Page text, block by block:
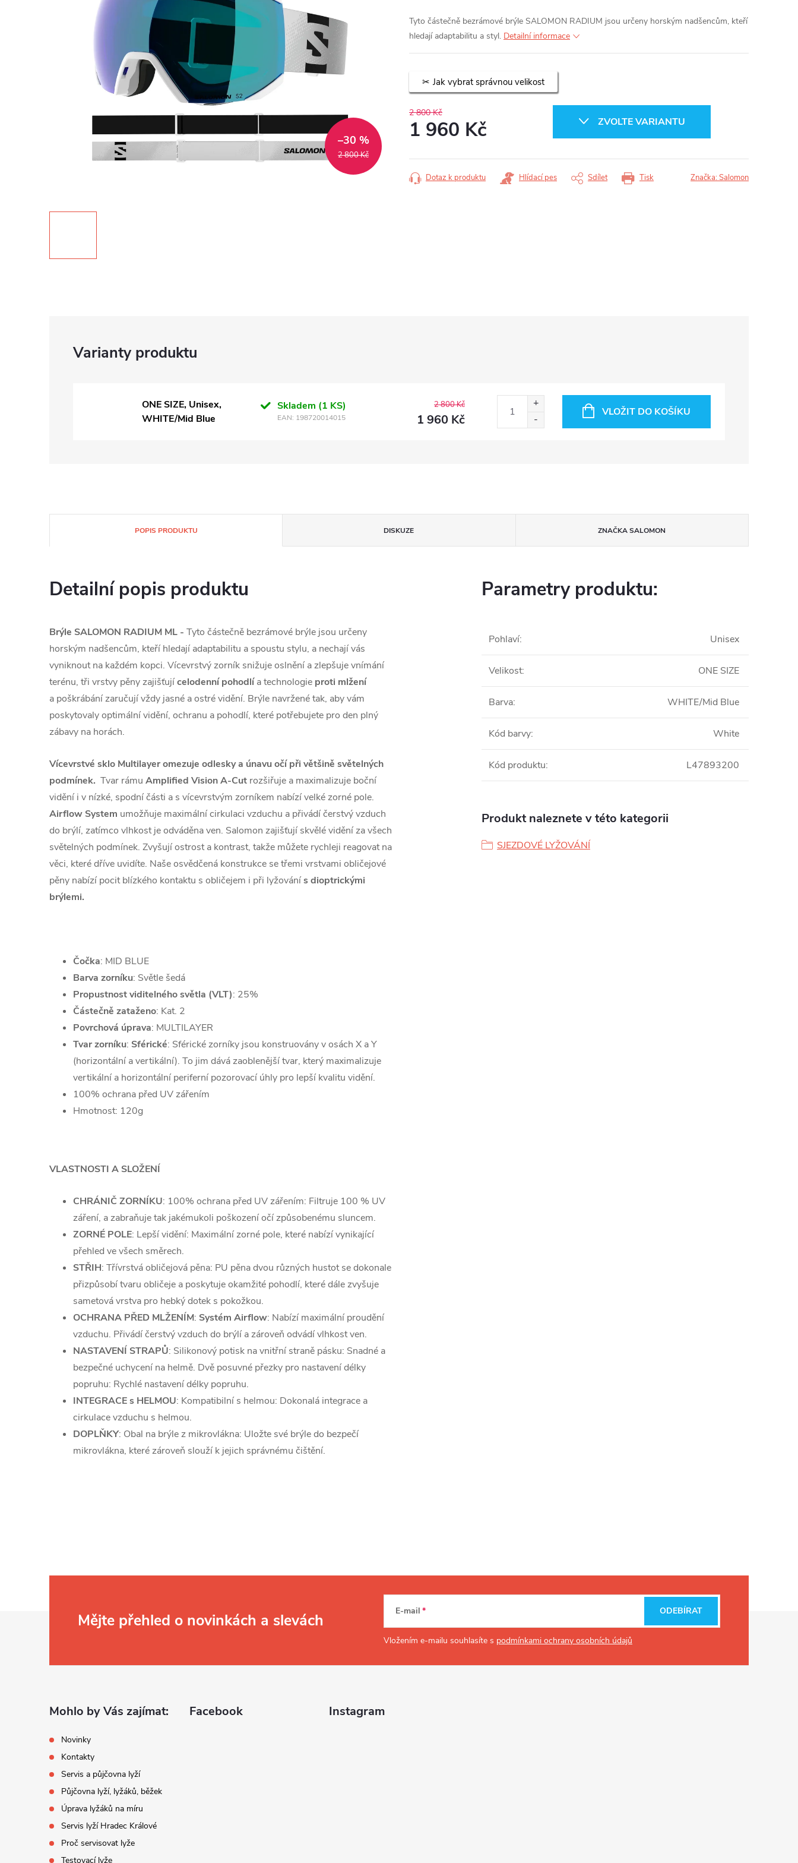
2 800 Kč
–30 %
Tyto částečně bezrámové brýle SALOMON RADIUM jsou určeny horským nadšencům, kteří
hledají adaptabilitu a styl. Detailní informace
Jak vybrat správnou velikost
2 800 Kč
1 960 Kč
cena:
ZVOLTE VARIANTU
Tisk
Dotaz k produktu Hlídací pes Sdílet Značka:Salomon
ONE SIZE, Unisex,
WHITE/Mid Blue
Skladem (1 KS)
EAN: 198720014015
2 800 Kč
1 960 Kč VLOŽIT DO KOŠÍKU
POPIS PRODUKTU DISKUZE ZNAČKASALOMON
Detailní popis produktu
Brýle SALOMON RADIUM ML - Tyto částečně bezrámové brýle jsou určeny
horským nadšencům, kteří hledají adaptabilitu a spoustu stylu, a nechají vás
vyniknout na každém kopci. Vícevrstvý zorník snižuje oslnění a zlepšuje vnímání
terénu, tři vrstvy pěny zajišťujícelodenní pohodlía technologie proti mlžení
a poškrábání zaručují vždy jasné a ostré vidění. Brýle navržené tak, aby vám
poskytovaly optimální vidění, ochranu a pohodlí, které potřebujete pro den plný
zábavy na horách.
Vícevrstvé sklo Multilayer omezuje odlesky a únavu očí při většině světelných
podmínek. Tvar rámu Amplified Vision A-Cut rozšiřuje a maximalizuje boční
vidění i v nízké, spodní části a s vícevrstvým zorníkem nabízí velké zorné pole.
Airflow System umožňuje maximální cirkulaci vzduchu a přivádí čerstvý vzduch
do brýlí, zatímco vlhkost je odváděna ven. Salomon zajišťují skvělé vidění za všech
světelných podmínek. Zvyšují ostrost a kontrast, takže můžete rychleji reagovat na
věci, které dříve uvidíte. Naše osvědčená konstrukce se třemi vrstvami obličejové
pěny nabízí pocit blízkého kontaktu s obličejem i při lyžovánís dioptrickými
brýlemi.
Čočka: MID BLUE
Barva zorníku: Světle šedá
Propustnost viditelného světla (VLT): 25%
Částečně zataženo: Kat. 2
Povrchová úprava: MULTILAYER
Tvar zorníku: Sférické: Sférické zorníky jsou konstruovány v osách X a Y
(horizontální a vertikální). To jim dává zaoblenější tvar, který maximalizuje
vertikální a horizontální periferní pozorovací úhly pro lepší kvalitu vidění.
100% ochrana před UV zářením
Hmotnost: 120g
VLASTNOSTI A SLOŽENÍ
CHRÁNIČ ZORNÍKU: 100% ochrana před UV zářením: Filtruje 100 % UV
záření, a zabraňuje tak jakémukoli poškození očí způsobenému sluncem.
ZORNÉ POLE: Lepší vidění: Maximální zorné pole, které nabízí vynikající
přehled ve všech směrech.
STŘIH: Třívrstvá obličejová pěna: PU pěna dvou různých hustot se dokonale
přizpůsobí tvaru obličeje a poskytuje okamžité pohodlí, které dále zvyšuje
sametová vrstva pro hebký dotek s pokožkou.
OCHRANA PŘED MLŽENÍM: Systém Airflow: Nabízí maximální proudění
vzduchu. Přivádí čerstvý vzduch do brýlí a zároveň odvádí vlhkost ven.
NASTAVENÍ STRAPŮ: Silikonový potisk na vnitřní straně pásku: Snadné a
bezpečné uchycení na helmě. Dvě posuvné přezky pro nastavení délky
popruhu: Rychlé nastavení délky popruhu.
INTEGRACE s HELMOU: Kompatibilní s helmou: Dokonalá integrace a
cirkulace vzduchu s helmou.
DOPLŇKY: Obal na brýle z mikrovlákna: Uložte své brýle do bezpečí
mikrovlákna, které zároveň slouží k jejich správnému čištění.
Parametry produktu:
Pohlaví: Unisex
Velikost: ONE SIZE
Barva: WHITE/Mid Blue
Kód barvy: White
Kód produktu: L47893200
Produkt naleznete v této kategorii
SJEZDOVÉ LYŽOVÁNÍ
Mějte přehled o novinkách a slevách E-mail
Vložením e-mailu souhlasíte s podmínkami ochrany osobních údajů
ODEBÍRAT
Mohlo by Vás zajímat:
Novinky
Kontakty
Servis a půjčovna lyží
Půjčovna lyží, lyžáků, běžek
Úprava lyžáků na míru
Servis lyží Hradec Králové
Proč servisovat lyže
Testovací lyže
Facebook Instagram